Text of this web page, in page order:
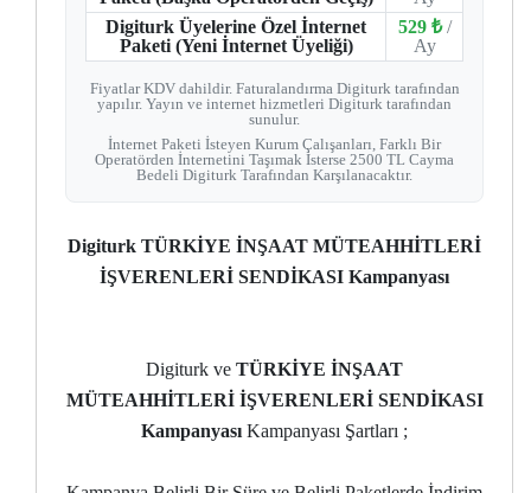
Digiturk Üyelerine Özel İnternet
Paketi (Yeni İnternet Üyeliği)
529 ₺ /
Ay
Fiyatlar KDV dahildir. Faturalandırma Digiturk tarafından
yapılır. Yayın ve internet hizmetleri Digiturk tarafından
sunulur.
İnternet Paketi İsteyen Kurum Çalışanları, Farklı Bir
Operatörden İnternetini Taşımak İsterse 2500 TL Cayma
Bedeli Digiturk Tarafından Karşılanacaktır.
Digiturk TÜRKİYE İNŞAAT MÜTEAHHİTLERİ
İŞVERENLERİ SENDİKASI Kampanyası
Digiturk ve TÜRKİYE İNŞAAT
MÜTEAHHİTLERİ İŞVERENLERİ SENDİKASI
Kampanyası Kampanyası Şartları ;